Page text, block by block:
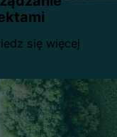
się więcej